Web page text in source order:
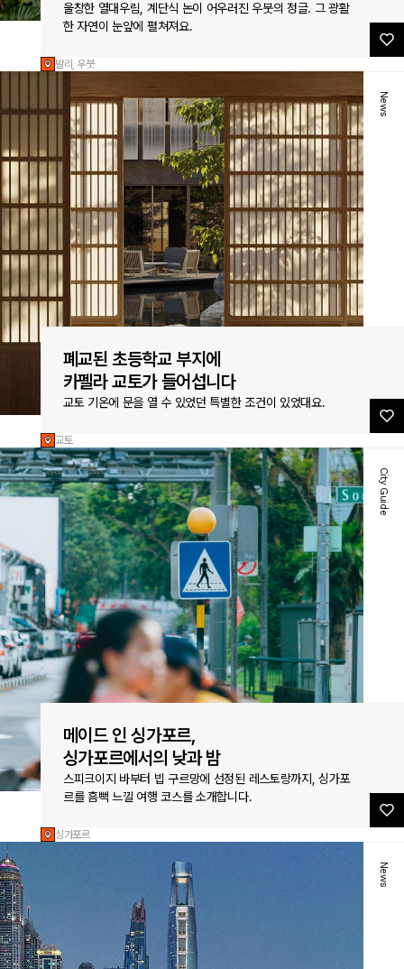
울창한 열대우림, 계단식 논이 어우러진 우붓의 정글. 그 광활
한 자연이 눈앞에 펼쳐져요.
발리, 우붓
News
폐교된 초등학교 부지에
카펠라 교토가 들어섭니다
교토 기온에 문을 열 수 있었던 특별한 조건이 있었대요.
교토
City Guide
메이드 인 싱가포르,
싱가포르에서의 낮과 밤
스피크이지 바부터 빕 구르망에 선정된 레스토랑까지, 싱가포
르를 흠뻑 느낄 여행 코스를 소개합니다.
싱가포르
News